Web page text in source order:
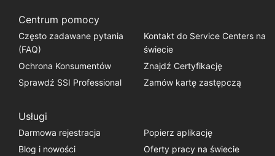
Centrum pomocy
Często zadawane pytania
(FAQ)
Kontakt do Service Centers na
świecie
Ochrona Konsumentów
Znajdź Certyfikację
Sprawdź SSI Professional
Zamów kartę zastępczą
Usługi
Darmowa rejestracja
Popierz aplikację
Blog i nowości
Oferty pracy na świecie